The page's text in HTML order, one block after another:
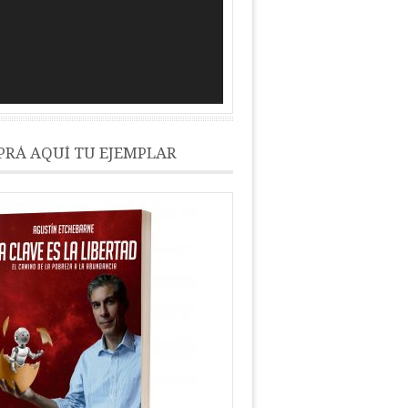
AQUÍ TU EJEMPLAR